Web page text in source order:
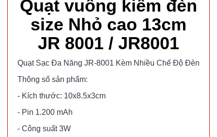
Quạt vuông kiêm đèn
size Nhỏ cao 13cm
JR 8001 / JR8001
Quạt Sạc Đa Năng JR-8001 Kèm Nhiều Chế Độ Đèn
Thông số sản phẩm:
- Kích thước: 10x8.5x3cm
- Pin 1.200 mAh
- Công suất 3W
CÒN HÀNG